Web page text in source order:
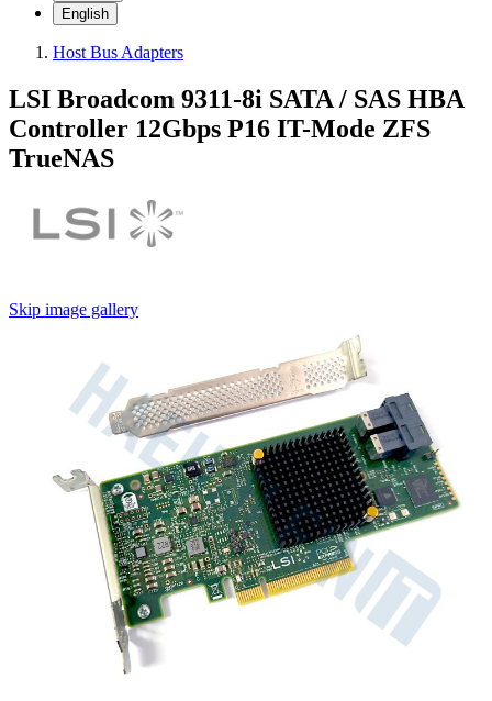
English
Host Bus Adapters
LSI Broadcom 9311-8i SATA / SAS HBA
Controller 12Gbps P16 IT-Mode ZFS
TrueNAS
Skip image gallery